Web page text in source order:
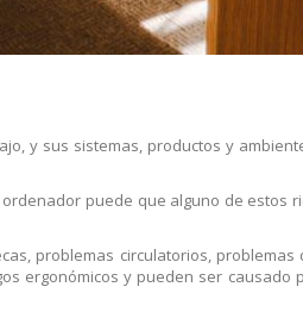
y sus sistemas, productos y
puede que alguno de estos
problemas circulatorios,
ergonómicos y pueden ser causado